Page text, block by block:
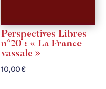
Perspectives Libres
n°20 : « La France
vassale »
10,00€